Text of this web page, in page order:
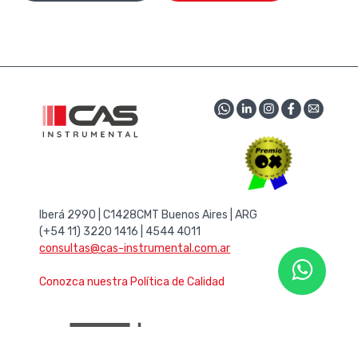
Iberá 2990 | C1428CMT Buenos Aires | ARG
(+54 11) 3220 1416 | 4544 4011
consultas@cas-instrumental.com.ar
Conozca nuestra Política de Calidad